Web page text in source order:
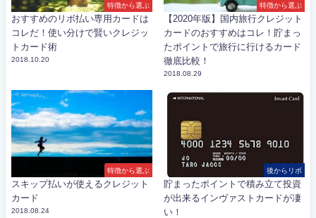
特徴から選ぶ
おすすめのリボ払い専用カードは
コレだ！使い分けで賢いクレジッ
トカード術
2018.10.20
特徴から選ぶ
【2020年版】国内旅行クレジット
カードのおすすめはコレ！貯まっ
たポイントで旅行に行けるカード
徹底比較！
2018.08.29
特徴から選ぶ
スキップ払いが使えるクレジット
カード
2018.08.24
後からリボ
貯まったポイントで積み立て投資
が出来るインヴァストカードが凄
い！